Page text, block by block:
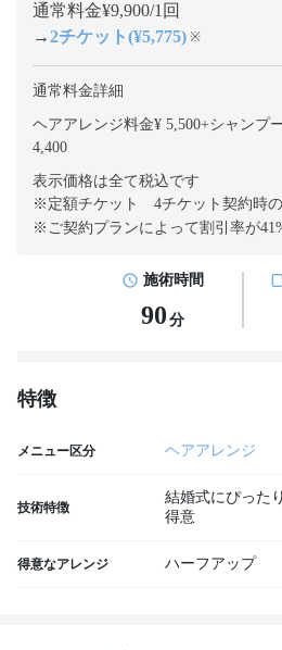
通常料金¥9,900/1回
→2チケット(¥5,775) ※
通常料金詳細
ヘアアレンジ料金¥ 5,500+シャンプ
4,400
表示価格は全て税込です
※定額チケット 4チケット契約時
※ご契約プランによって割引率が41
施術時間
90 分
特徴
メニュー区分 ヘアアレンジ
技術特徴
結婚式にぴった
得意
得意なアレンジ ハーフアップ